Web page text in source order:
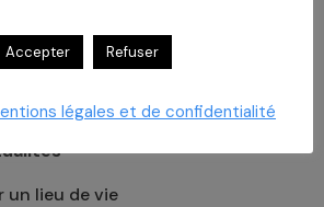
un lieu de vie
Accepter Refuser
légales et de confidentialité